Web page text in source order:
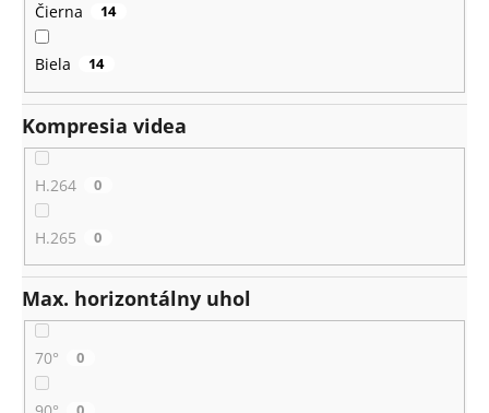
Čierna 14
Biela 14
Kompresia videa
H.264 0
H.265 0
Max. horizontálny uhol
70° 0